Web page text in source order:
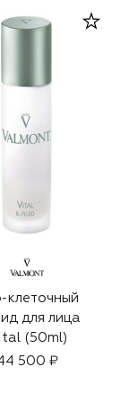
клеточный
для лица
(50ml)
500 ₽